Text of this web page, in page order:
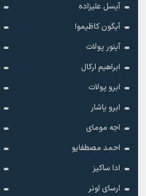
آیسل علیزاده
آیگون کاظیموا
آینور پولات
ابراهیم ارکال
ابرو پولات
ابرو یاشار
اجه مومای
احمد مصطفایو
ادا ساکیز
ارسای اونر